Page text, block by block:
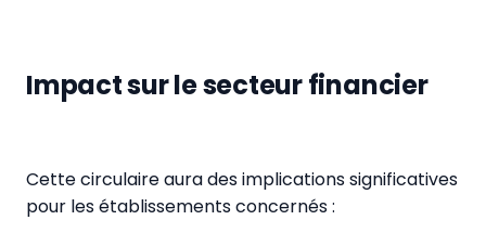
Impact sur le secteur financier
Cette circulaire aura des implications significatives
pour les établissements concernés :